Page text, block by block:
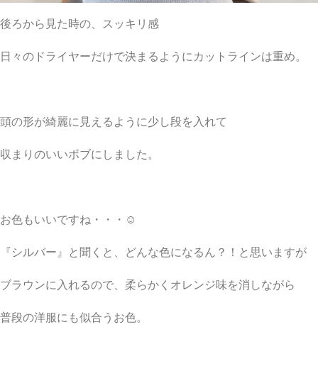
後ろから見た時の、スッキリ感
日々のドライヤーだけで決まるようにカットラインは重め。
頭の形が綺麗に見えるように少し段を入れて
収まりのいいボブにしました。
お色もいいですね・・・☺︎
『シルバー』と聞くと、どんな色になるん？！と思いますが
ブラウンに入れるので、柔らかくオレンジ味を消しながら
普段の洋服にも似合うお色。